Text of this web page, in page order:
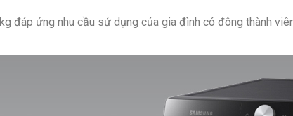
đáp ứng nhu cầu sử dụng của gia đình có đông thành